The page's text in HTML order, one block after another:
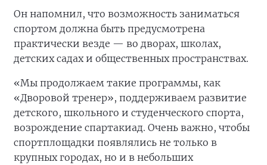
Он напомнил, что возможность заниматься
спортом должна быть предусмотрена
практически везде — во дворах, школах,
детских садах и общественных пространствах.
«Мы продолжаем такие программы, как
«Дворовой тренер», поддерживаем развитие
детского, школьного и студенческого спорта,
возрождение спартакиад. Очень важно, чтобы
спортплощадки появлялись не только в
крупных городах, но и в небольших